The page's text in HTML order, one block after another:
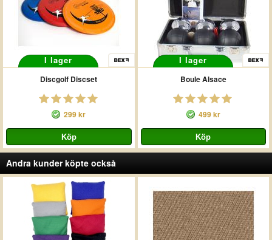
I lager
Discgolf Discset
299 kr
I lager
Boule Alsace
499 kr
Andra kunder köpte också